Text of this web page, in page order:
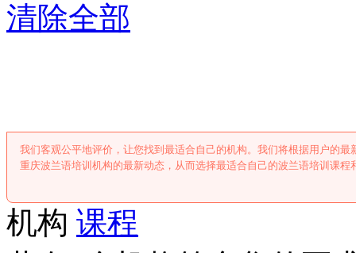
清除全部
我们客观公平地评价，让您找到最适合自己的机构。我们将根据用户的
重庆波兰语培训机构的最新动态，从而选择最适合自己的波兰语培训课程
机构 课程